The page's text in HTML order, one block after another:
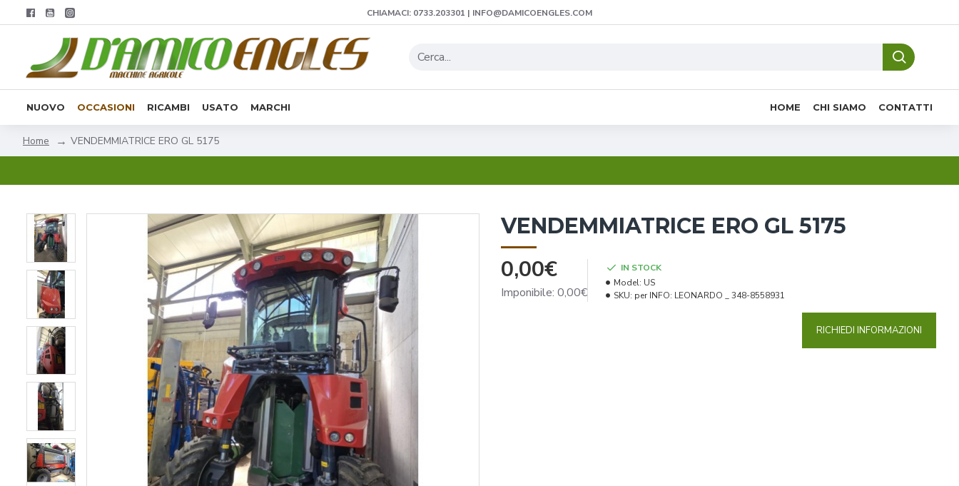
CHIAMACI: 0733.203301 | INFO@DAMICOENGLES.COM
NUOVO OCCASIONI RICAMBI USATO MARCHI HOME CHI SIAMO CONTATTI
Home VENDEMMIATRICE ERO GL 5175
VENDEMMIATRICE ERO GL 5175
0,00€
Imponibile: 0,00€
IN STOCK
Model: US
SKU: per INFO: LEONARDO _ 348-8558931
RICHIEDI INFORMAZIONI